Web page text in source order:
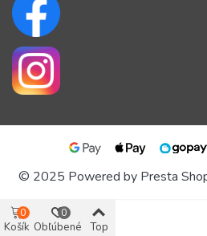
© 2025 Powered by Presta
Košík
0
Obľúbené
0
Top